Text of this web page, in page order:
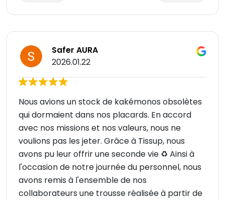
Safer AURA
2026.01.22
Nous avions un stock de kakémonos obsolètes
qui dormaient dans nos placards. En accord
avec nos missions et nos valeurs, nous ne
voulions pas les jeter. Grâce à Tissup, nous
avons pu leur offrir une seconde vie ♻️ Ainsi à
l'occasion de notre journée du personnel, nous
avons remis à l'ensemble de nos
collaborateurs une trousse réalisée à partir de